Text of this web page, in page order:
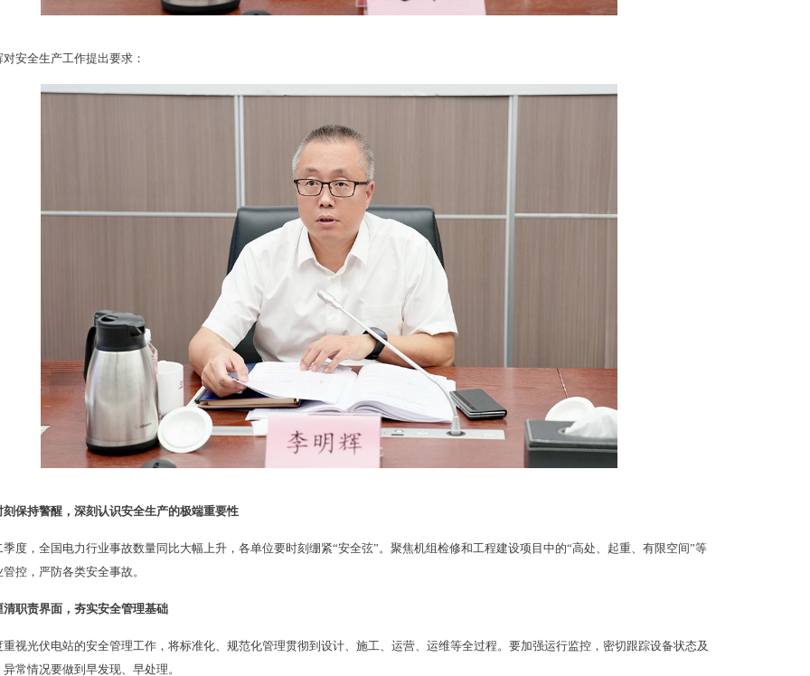
对安全生产工作提出要求：
刻保持警醒，深刻认识安全生产的极端重要性
季度，全国电力行业事故数量同比大幅上升，各单位要时刻绷紧“安全弦”。聚焦机组检修和工程建设项目中的“高处、起重、有限空间”等
控，严防各类安全事故。
清职责界面，夯实安全管理基础
重视光伏电站的安全管理工作，将标准化、规范化管理贯彻到设计、施工、运营、运维等全过程。要加强运行监控，密切跟踪设备状态及
常情况要做到早发现、早处理。